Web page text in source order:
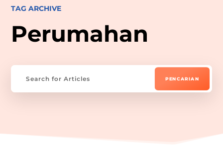
TAG ARCHIVE
Perumahan